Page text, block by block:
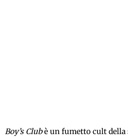
Boy’s Clubè un fumetto cult della